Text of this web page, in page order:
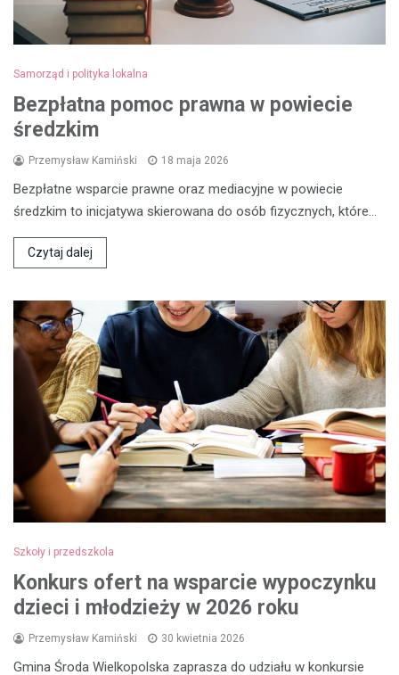
Samorząd i polityka lokalna
Bezpłatna pomoc prawna w powiecie
średzkim
Przemysław Kamiński 18 maja 2026
Bezpłatne wsparcie prawne oraz mediacyjne w powiecie
średzkim to inicjatywa skierowana do osób fizycznych, które…
Czytaj dalej
Szkoły i przedszkola
Konkurs ofert na wsparcie wypoczynku
dzieci i młodzieży w 2026 roku
Przemysław Kamiński 30 kwietnia 2026
Gmina Środa Wielkopolska zaprasza do udziału w konkursie